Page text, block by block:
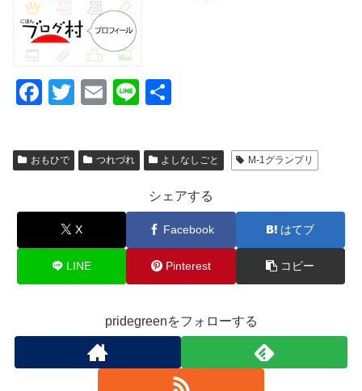
F
c
e
o
o
k
T
tt
er
E
ail
Li
e
おもひで つれづれ よしなしごと M-1グランプリ
シェアする
X Facebook はてブ
LINE Pinterest コピー
pridegreenをフォローする